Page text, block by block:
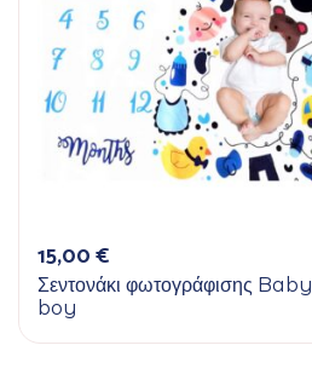
15,00€
Σεντονάκι φωτογράφισης Baby
boy